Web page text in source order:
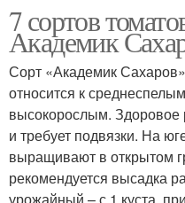
7 сортов
Академик
Сорт «Академик
относится к
высокорослым. Здоровое
и требует подвязки. На
выращивают в открытом
рекомендуется высадка